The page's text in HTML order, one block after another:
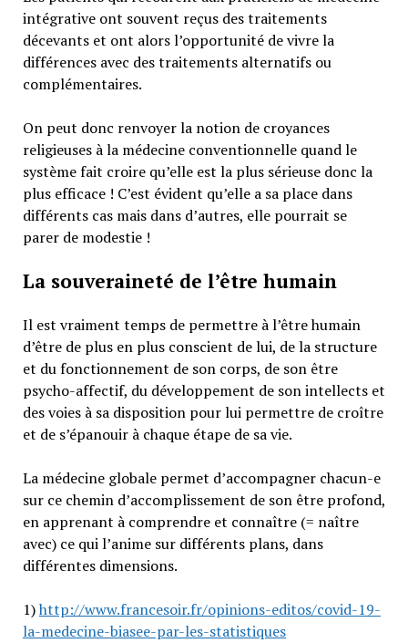
intégrative ont souvent reçus des traitements
décevants et ont alors l’opportunité de vivre la
différences avec des traitements alternatifs ou
complémentaires.
On peut donc renvoyer la notion de croyances
religieuses à la médecine conventionnelle quand le
système fait croire qu’elle est la plus sérieuse donc la
plus efficace ! C’est évident qu’elle a sa place dans
différents cas mais dans d’autres, elle pourrait se
parer de modestie !
La souveraineté de l’être humain
Il est vraiment temps de permettre à l’être humain
d’être de plus en plus conscient de lui, de la structure
et du fonctionnement de son corps, de son être
psycho-affectif, du développement de son intellects et
des voies à sa disposition pour lui permettre de croître
et de s’épanouir à chaque étape de sa vie.
La médecine globale permet d’accompagner chacun-e
sur ce chemin d’accomplissement de son être profond,
en apprenant à comprendre et connaître (= naître
avec) ce qui l’anime sur différents plans, dans
différentes dimensions.
1)http://www.francesoir.fr/opinions-editos/covid-19-
la-medecine-biasee-par-les-statistiques